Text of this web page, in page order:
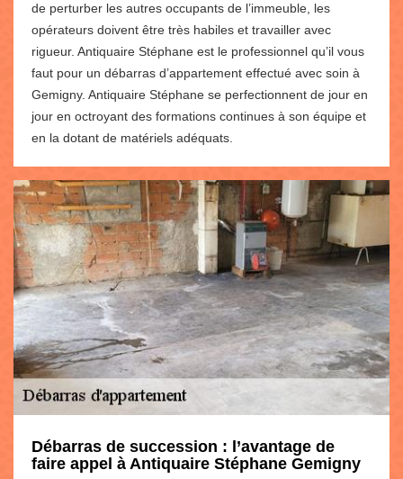
de perturber les autres occupants de l’immeuble, les
opérateurs doivent être très habiles et travailler avec
rigueur. Antiquaire Stéphane est le professionnel qu’il vous
faut pour un débarras d’appartement effectué avec soin à
Gemigny. Antiquaire Stéphane se perfectionnent de jour en
jour en octroyant des formations continues à son équipe et
en la dotant de matériels adéquats.
Débarras de succession : l’avantage de
faire appel à Antiquaire Stéphane Gemigny